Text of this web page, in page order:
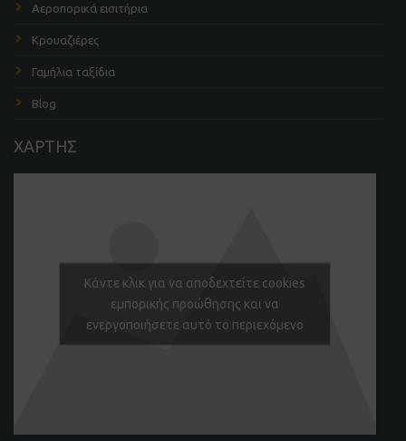
Αεροπορικά εισιτήρια
Κρουαζιέρες
Γαμήλια ταξίδια
Blog
ΧΑΡΤΗΣ
Κάντε κλικ για να αποδεχτείτε cookies
εμπορικής προώθησης και να
ενεργοποιήσετε αυτό το περιεχόμενο